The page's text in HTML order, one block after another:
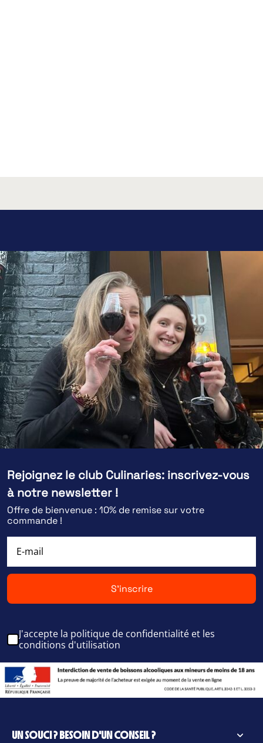
Rejoignez le club Culinaries: inscrivez-vous
à notre newsletter !
Offre de bienvenue : 10% de remise sur votre
commande !
S'inscrire
J'accepte la politique de confidentialité et les
conditions d'utilisation
UN SOUCI ? BESOIN D'UN CONSEIL ?